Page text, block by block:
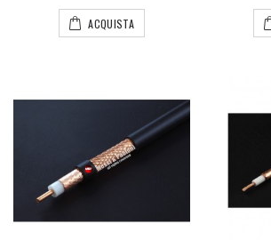
ACQUISTA